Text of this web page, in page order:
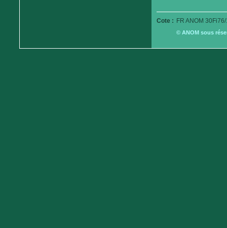
Cote : FR ANOM
© ANOM sous